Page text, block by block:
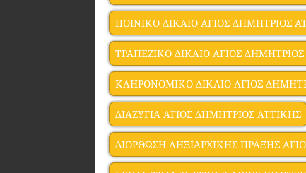
ΠΟΙΝΙΚΟ ΔΙΚΑΙΟ ΑΓΙΟΣ ΔΗΜΗΤΡΙΟΣ
ΤΡΑΠΕΖΙΚΟ ΔΙΚΑΙΟ ΑΓΙΟΣ
ΚΛΗΡΟΝΟΜΙΚΟ ΔΙΚΑΙΟ ΑΓΙΟΣ
ΔΙΑΖΥΓΙΑ ΑΓΙΟΣ ΔΗΜΗΤΡΙΟΣ ΑΤΤΙΚΗΣ
ΔΙΟΡΘΩΣΗ ΛΗΞΙΑΡΧΙΚΗΣ ΠΡΑΞΗΣ